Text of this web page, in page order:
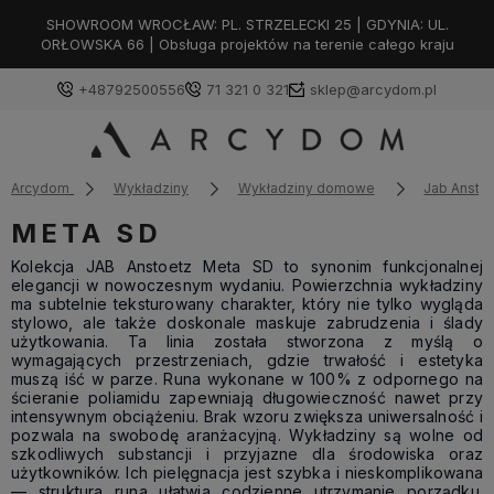
SHOWROOM WROCŁAW: PL. STRZELECKI 25 | GDYNIA: UL.
ORŁOWSKA 66 | Obsługa projektów na terenie całego kraju
+48792500556 71 321 0 321 sklep@arcydom.pl
Arcydom Wykładziny Wykładziny domowe Jab
META SD
Kolekcja JAB Anstoetz Meta SD to synonim funkcjonalnej
elegancji w nowoczesnym wydaniu. Powierzchnia wykładziny
ma subtelnie teksturowany charakter, który nie tylko wygląda
stylowo, ale także doskonale maskuje zabrudzenia i ślady
użytkowania. Ta linia została stworzona z myślą o
wymagających przestrzeniach, gdzie trwałość i estetyka
muszą iść w parze. Runa wykonane w 100% z odpornego na
ścieranie poliamidu zapewniają długowieczność nawet przy
intensywnym obciążeniu. Brak wzoru zwiększa uniwersalność i
pozwala na swobodę aranżacyjną. Wykładziny są wolne od
szkodliwych substancji i przyjazne dla środowiska oraz
użytkowników. Ich pielęgnacja jest szybka i nieskomplikowana